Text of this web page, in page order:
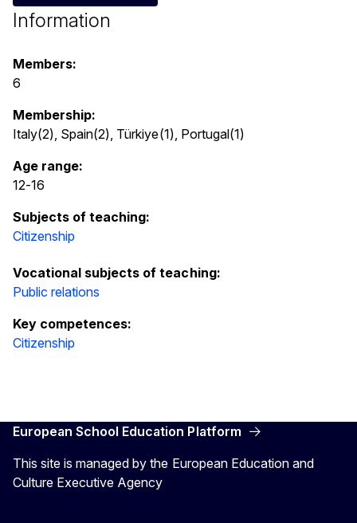
Information
Members:
6
Membership:
Italy(2), Spain(2), Türkiye(1), Portugal(1)
Age range:
12-16
Subjects of teaching:
Citizenship
Vocational subjects of teaching:
Public relations
Key competences:
Citizenship
European School Education Platform
This site is managed by the European Education and
Culture Executive Agency